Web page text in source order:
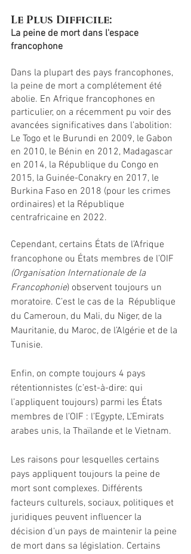
Le Plus Difficile:
La peine de mort dans l'espace
francophone
Dans la plupart des pays francophones,
la peine de mort a complétement été
abolie. En Afrique francophones en
particulier, on a récemment pu voir des
avancées significatives dans l’abolition:
Le Togo et le Burundi en 2009, le Gabon
en 2010, le Bénin en 2012, Madagascar
en 2014, la République du Congo en
2015, la Guinée-Conakry en 2017, le
Burkina Faso en 2018 (pour les crimes
ordinaires) et la République
centrafricaine en 2022.
Cependant, certains États de l’Afrique
francophone ou États membres de l’OIF
(Organisation Internationale de la
Francophonie) observent toujours un
moratoire. C’est le cas de la  République
du Cameroun, du Mali, du Niger, de la
Mauritanie, du Maroc, de l’Algérie et de la
Tunisie.
Enfin, on compte toujours 4 pays
rétentionnistes (c’est-à-dire: qui
l’appliquent toujours) parmi les États
membres de l’OIF : l’Egypte, L’Emirats
arabes unis, la Thaïlande et le Vietnam.
Les raisons pour lesquelles certains
pays appliquent toujours la peine de
mort sont complexes. Différents
facteurs culturels, sociaux, politiques et
juridiques peuvent influencer la
décision d’un pays de maintenir la peine
de mort dans sa législation. Certains